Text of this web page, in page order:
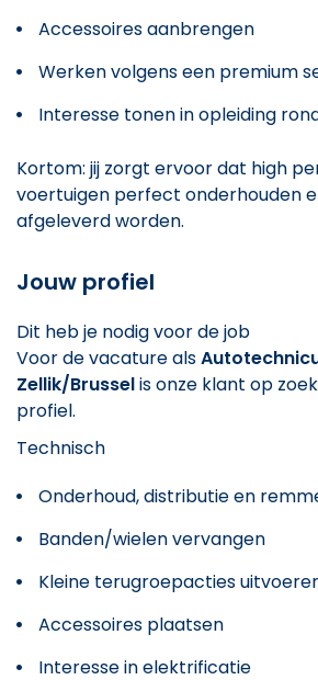
Accessoires aanbrengen
Werken volgens een premium
Interesse tonen in opleiding
Kortom: jij zorgt ervoor dat high
voertuigen perfect onderhouden
afgeleverd worden.
Jouw profiel
Dit heb je nodig voor de job
Voor de vacature als
Zellik/Brusselis onze klant op
profiel.
Technisch
Onderhoud, distributie en
Banden/wielen vervangen
Kleine terugroepacties
Accessoires plaatsen
Interesse in elektrificatie